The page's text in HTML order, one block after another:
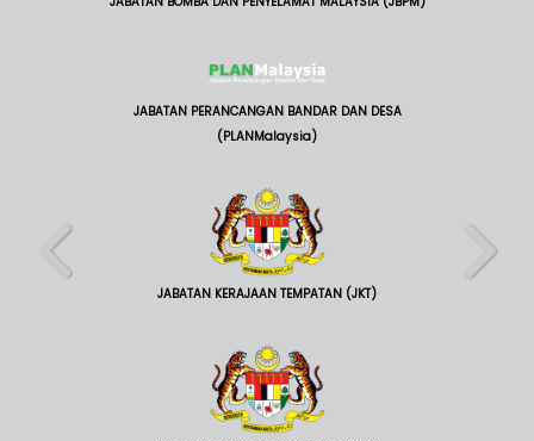
JABATAN PERANCANGAN BANDAR DAN DESA
(PLANMalaysia)
JABATAN KERAJAAN TEMPATAN (JKT)